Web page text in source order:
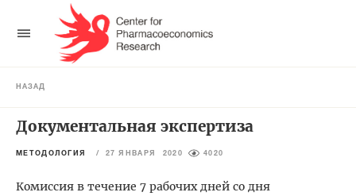
НАЗАД
Документальная экспертиза
МЕТОДОЛОГИЯ/ 27 ЯНВАРЯ 2020 4020
Комиссия в течение 7 рабочих дней со дня